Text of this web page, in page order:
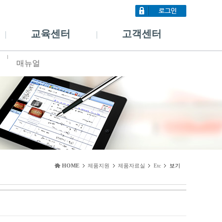
매뉴얼
교육센터 고객센터
HOME 제품지원 제품자료실 Etc 보기